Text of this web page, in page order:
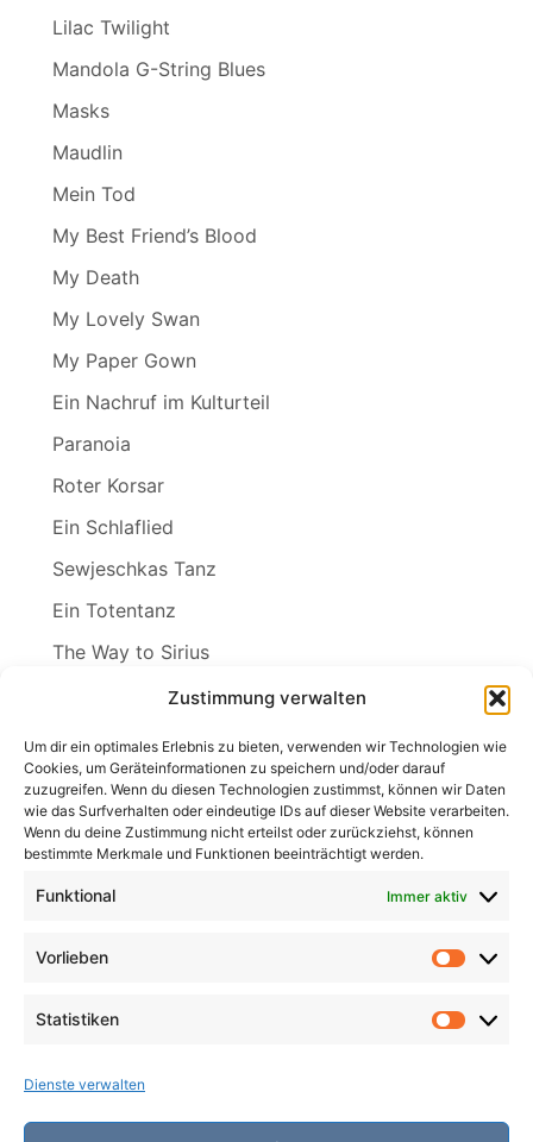
Zustimmung verwalten
Um dir ein optimales Erlebnis zu bieten, verwenden wir Technologien wie
Cookies, um Geräteinformationen zu speichern und/oder darauf
zuzugreifen. Wenn du diesen Technologien zustimmst, können wir Daten
wie das Surfverhalten oder eindeutige IDs auf dieser Website verarbeiten.
Wenn du deine Zustimmung nicht erteilst oder zurückziehst, können
bestimmte Merkmale und Funktionen beeinträchtigt werden.
Funktional Immer aktiv
Vorlieben
Statistiken
Dienste verwalten
Lilac Twilight
Mandola G-String Blues
Masks
Maudlin
Mein Tod
My Best Friend’s Blood
My Death
My Lovely Swan
My Paper Gown
Ein Nachruf im Kulturteil
Paranoia
Roter Korsar
Ein Schlaflied
Sewjeschkas Tanz
Ein Totentanz
The Way to Sirius
Wenn ich der Winter wär
Wind in den Weiden
Search
Search